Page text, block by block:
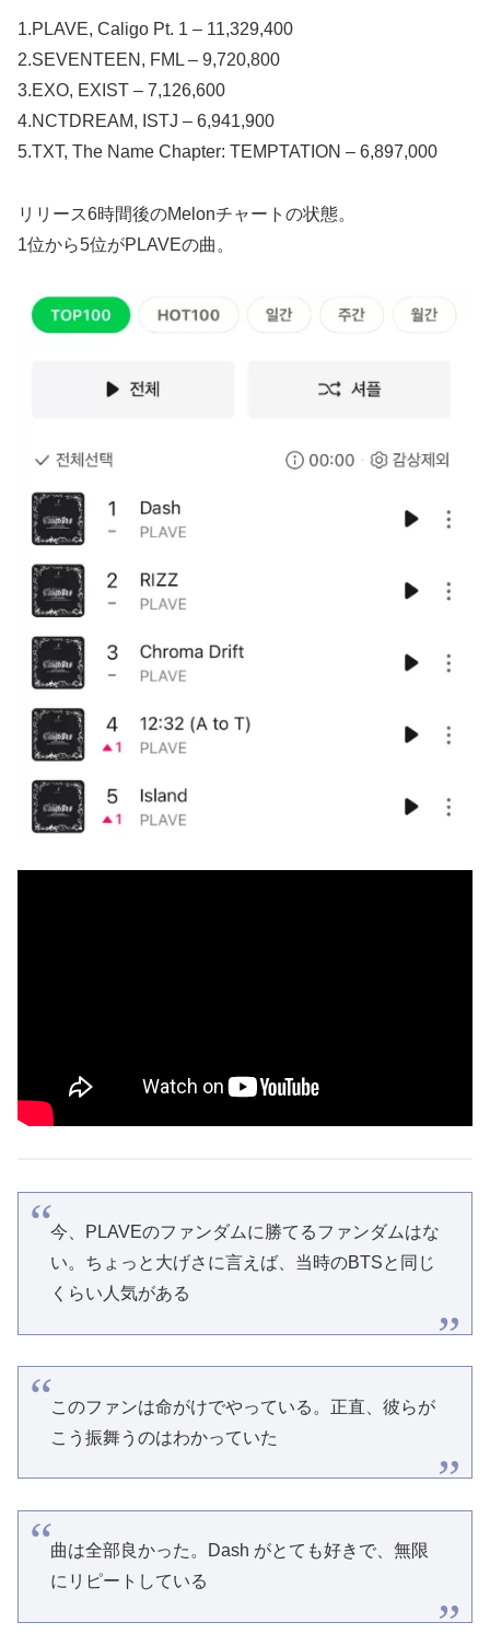
1.PLAVE, Caligo Pt. 1 – 11,329,400
2.SEVENTEEN, FML – 9,720,800
3.EXO, EXIST – 7,126,600
4.NCTDREAM, ISTJ – 6,941,900
5.TXT, The Name Chapter: TEMPTATION – 6,897,000
リリース6時間後のMelonチャートの状態。
1位から5位がPLAVEの曲。
今、PLAVEのファンダムに勝てるファンダムはな
い。ちょっと大げさに言えば、当時のBTSと同じ
くらい人気がある
このファンは命がけでやっている。正直、彼らが
こう振舞うのはわかっていた
曲は全部良かった。Dash がとても好きで、無限
にリピートしている